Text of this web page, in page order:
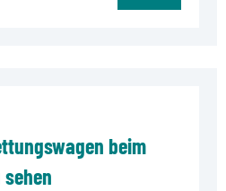
beim